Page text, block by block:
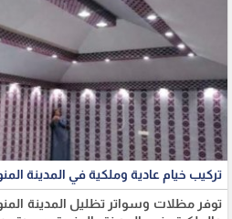
تركيب خيام عادية وملكية في المدينة
توفر مظلات وسواتر تظليل المدينة